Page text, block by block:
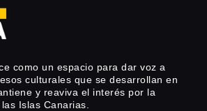
como un espacio para dar voz a
culturales que se desarrollan en
y reaviva el interés por la
Islas Canarias.